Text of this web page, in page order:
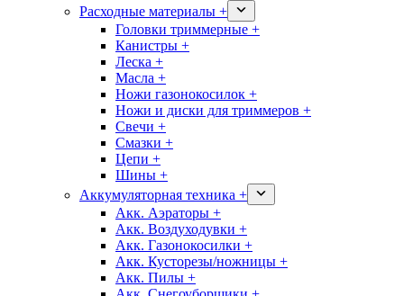
Расходные материалы +
Головки триммерные +
Канистры +
Леска +
Масла +
Ножи газонокосилок +
Ножи и диски для триммеров +
Свечи +
Смазки +
Цепи +
Шины +
Аккумуляторная техника +
Акк. Аэраторы +
Акк. Воздуходувки +
Акк. Газонокосилки +
Акк. Кусторезы/ножницы +
Акк. Пилы +